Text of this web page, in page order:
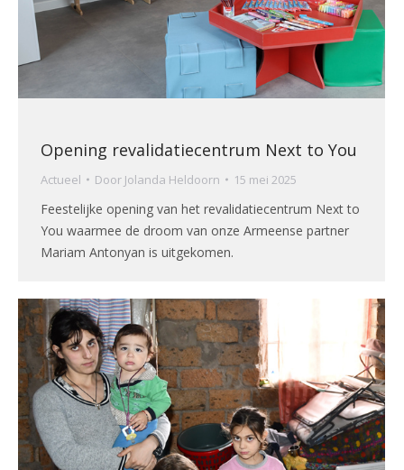
Opening revalidatiecentrum Next to You
Actueel Door Jolanda Heldoorn 15 mei 2025
Feestelijke opening van het revalidatiecentrum Next to
You waarmee de droom van onze Armeense partner
Mariam Antonyan is uitgekomen.